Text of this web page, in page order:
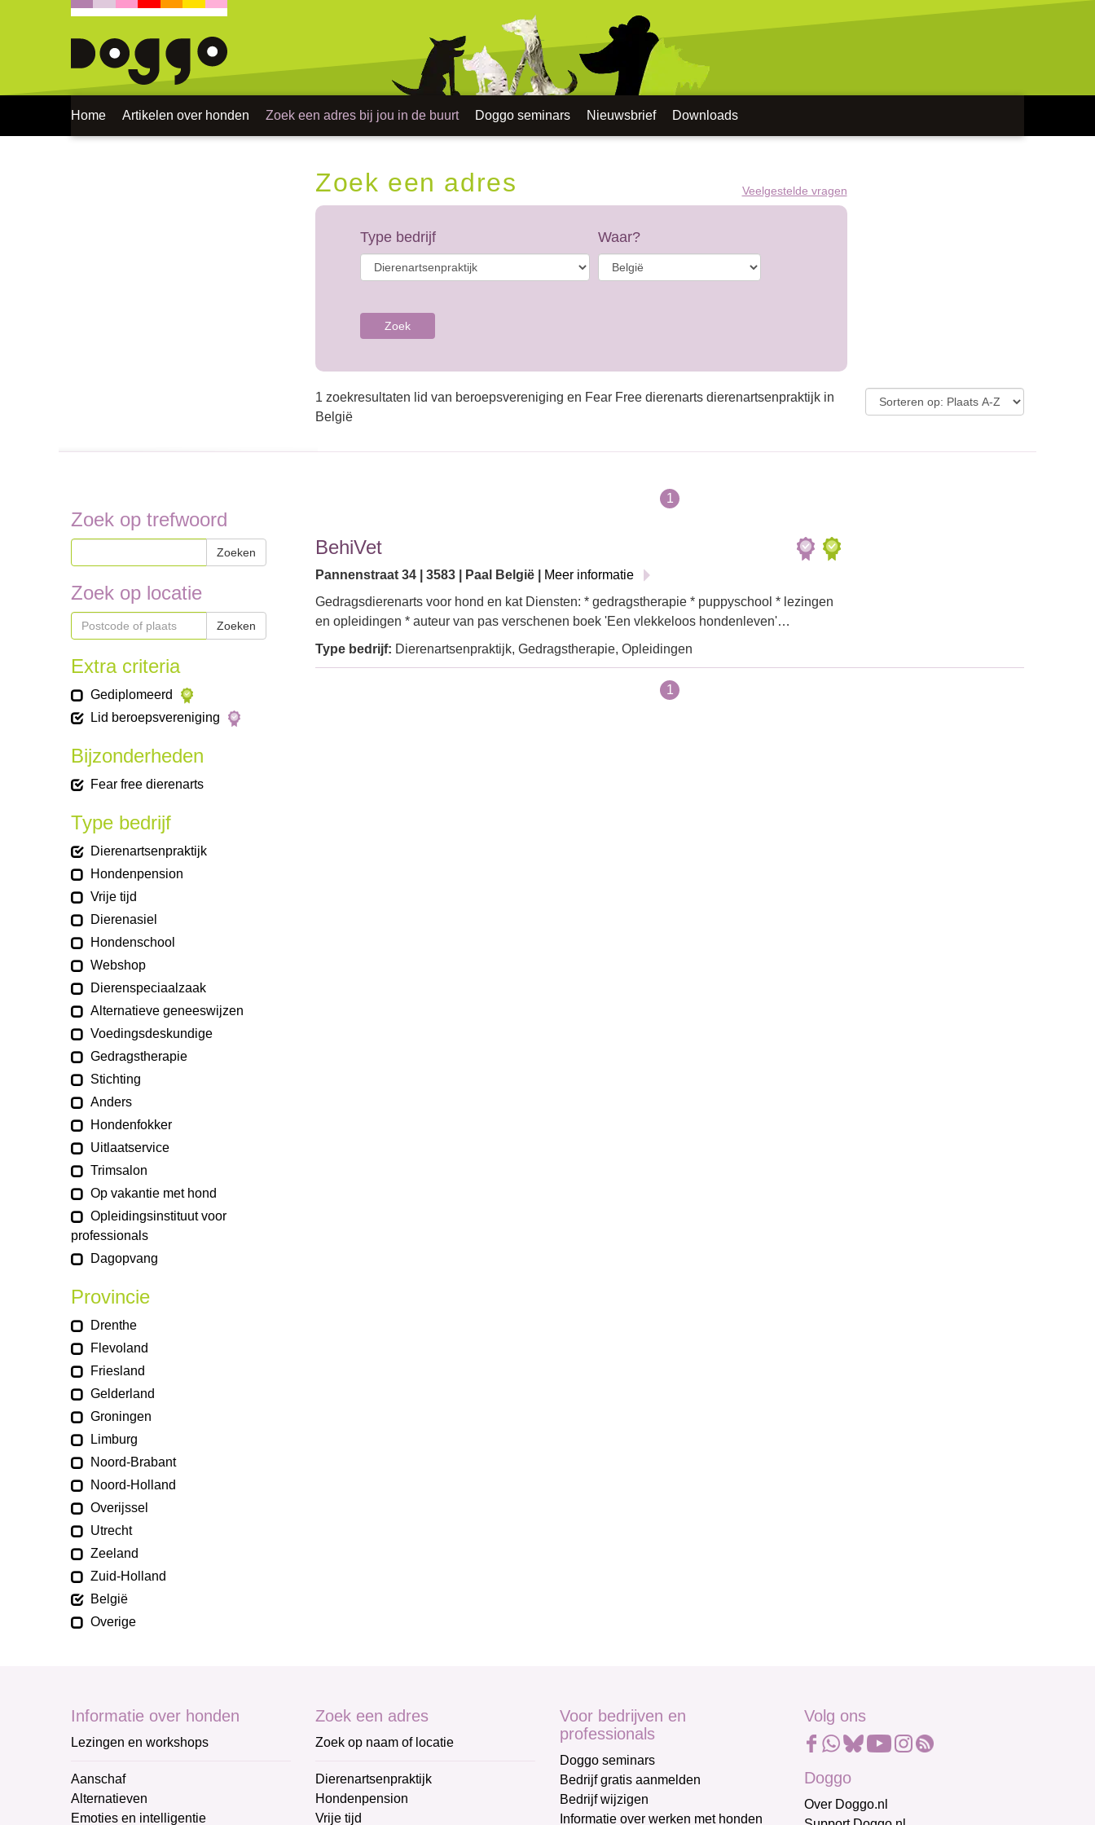
Home Artikelen over honden Zoek een adres bij jou in de buurt Doggo seminars Nieuwsbrief Downloads
Zoek een adres Veelgestelde vragen
Type bedrijf Waar?
Zoek
1 zoekresultaten lid van beroepsvereniging en Fear Free dierenarts dierenartsenpraktijk in
België
Zoek op trefwoord
Zoeken
Zoek op locatie
Zoeken
Extra criteria
Gediplomeerd
Lid beroepsvereniging
Bijzonderheden
Fear free dierenarts
Type bedrijf
Dierenartsenpraktijk
Hondenpension
Vrije tijd
Dierenasiel
Hondenschool
Webshop
Dierenspeciaalzaak
Alternatieve geneeswijzen
Voedingsdeskundige
Gedragstherapie
Stichting
Anders
Hondenfokker
Uitlaatservice
Trimsalon
Op vakantie met hond
Opleidingsinstituut voor
professionals
Dagopvang
Provincie
Drenthe
Flevoland
Friesland
Gelderland
Groningen
Limburg
Noord-Brabant
Noord-Holland
Overijssel
Utrecht
Zeeland
Zuid-Holland
België
Overige
1
BehiVet
Pannenstraat 34 | 3583 | Paal België |
Meer informatie
Gedragsdierenarts voor hond en kat Diensten: * gedragstherapie * puppyschool * lezingen
en opleidingen * auteur van pas verschenen boek 'Een vlekkeloos hondenleven'…
Type bedrijf: Dierenartsenpraktijk, Gedragstherapie, Opleidingen
1
Informatie over honden
Lezingen en workshops
Aanschaf
Alternatieven
Emoties en intelligentie
Zoek een adres
Zoek op naam of locatie
Dierenartsenpraktijk
Hondenpension
Vrije tijd
Voor bedrijven en
professionals
Doggo seminars
Bedrijf gratis aanmelden
Bedrijf wijzigen
Informatie over werken met honden
Volg ons
Doggo
Over Doggo.nl